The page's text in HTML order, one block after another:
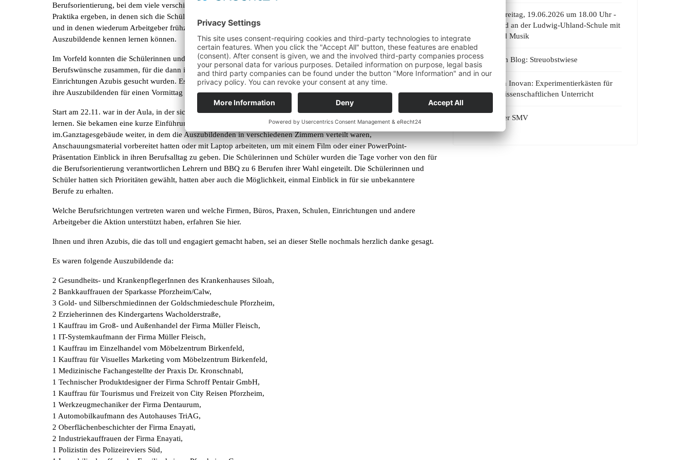
Berufsorientierung, bei dem viele verschiedene Berufsrichtungen präsentiert werden und aus dem sich immer einige
Praktika ergeben, in denen sich die Schülerinnen und Schüler erproben und ihre Interessen und Begabungen erkunden
und in denen wiederum Arbeitgeber frühzeitig junge, motivierte Schülerinnen und Schüler als potentielle künftige
Auszubildende kennen lernen können.
Im Vorfeld konnten die Schülerinnen und Schüler auflisten, welche Berufe sie interessieren. Es kamen vielerlei
Berufswünsche zusammen, für die dann in verschiedenen ortsansässigen oder umliegenden Firmen, Praxen und
Einrichtungen Azubis gesucht wurden. Es ist immer erstaunlich, wie viele Arbeitgeber dieses Angebot unterstützen und
ihre Auszubildenden für einen Vormittag freistellen.
Start am 22.11. war in der Aula, in der sich 4 Schulklassen versammelten, um die Auszubildenden kurz kennen zu
lernen. Sie bekamen eine kurze Einführung über den Ablauf des Vormittags. Anschließend ging es
im.Ganztagesgebäude weiter, in dem die Auszubildenden in verschiedenen Zimmern verteilt waren,
Anschauungsmaterial vorbereitet hatten oder mit Laptop arbeiteten, um mit einem Film oder einer PowerPoint-
Präsentation Einblick in ihren Berufsalltag zu geben. Die Schülerinnen und Schüler wurden die Tage vorher von den für
die Berufsorientierung verantwortlichen Lehrern und BBQ zu 6 Berufen ihrer Wahl eingeteilt. Die Schülerinnen und
Schüler hatten sich Prioritäten gewählt, hatten aber auch die Möglichkeit, einmal Einblick in für sie unbekanntere
Berufe zu erhalten.
Welche Berufsrichtungen vertreten waren und welche Firmen, Büros, Praxen, Schulen, Einrichtungen und andere
Arbeitgeber die Aktion unterstützt haben, erfahren Sie hier.
Ihnen und ihren Azubis, die das toll und engagiert gemacht haben, sei an dieser Stelle nochmals herzlich danke gesagt.
Es waren folgende Auszubildende da:
2 Gesundheits- und KrankenpflegerInnen des Krankenhauses Siloah,
2 Bankkauffrauen der Sparkasse Pforzheim/Calw,
3 Gold- und Silberschmiedinnen der Goldschmiedeschule Pforzheim,
2 Erzieherinnen des Kindergartens Wacholderstraße,
1 Kauffrau im Groß- und Außenhandel der Firma Müller Fleisch,
1 IT-Systemkaufmann der Firma Müller Fleisch,
1 Kauffrau im Einzelhandel vom Möbelzentrum Birkenfeld,
1 Kauffrau für Visuelles Marketing vom Möbelzentrum Birkenfeld,
1 Medizinische Fachangestellte der Praxis Dr. Kronschnabl,
1 Technischer Produktdesigner der Firma Schroff Pentair GmbH,
1 Kauffrau für Tourismus und Freizeit von City Reisen Pforzheim,
1 Werkzeugmechaniker der Firma Dentaurum,
1 Automobilkaufmann des Autohauses TriAG,
2 Oberflächenbeschichter der Firma Enayati,
2 Industriekauffrauen der Firma Enayati,
1 Polizistin des Polizeireviers Süd,
Premiere: Freitag, 19.06.2026 um 18.00 Uhr -
Kulturabend an der Ludwig-Uhland-Schule mit
Theater und Musik
Der Blog im Blog: Streuobstwiese
Spende von Inovan: Experimentierkästen für
den naturwissenschaftlichen Unterricht
Trikottag der SMV